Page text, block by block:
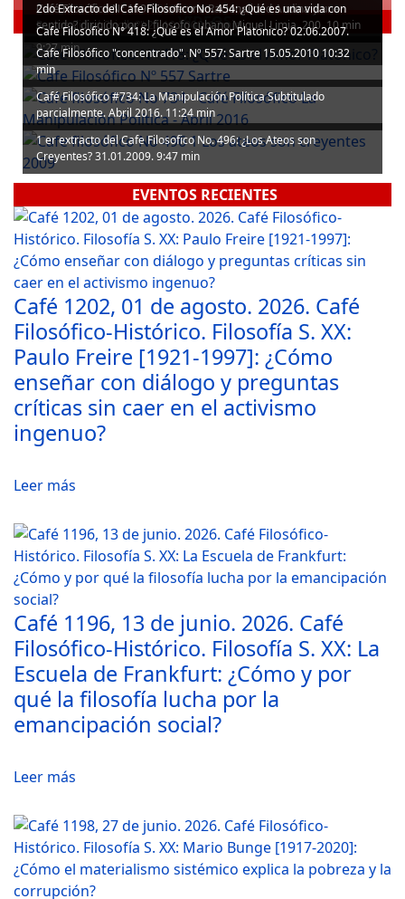
VIDEOS
Café Filosófico N° 119 "Existe una Racionalidad Andina y una
Racionalidad Criolla?" 21.10.2000. 17min
2do Extracto del Cafe Filosofico No. 454: ¿Qué es una vida con
sentido? dirigido por el filosofo cubano Miguel Limia. 200. 10 min
Cafe Filosofico N° 418: ¿Qué es el Amor Platonico? 02.06.2007.
9:27 min
Cafe Filosófico "concentrado". Nº 557: Sartre 15.05.2010 10:32
min
Café Filosófico #734: La Manipulación Política Subtitulado
parcialmente. Abril 2016. 11:24 min
1 er extracto del Cafe Filosofico No. 496: ¿Los Ateos son
Creyentes? 31.01.2009. 9:47 min
EVENTOS RECIENTES
Café 1202, 01 de agosto. 2026. Café
Filosófico-Histórico. Filosofía S. XX:
Paulo Freire [1921-1997]: ¿Cómo
enseñar con diálogo y preguntas
críticas sin caer en el activismo
ingenuo?
Leer más
Café 1196, 13 de junio. 2026. Café
Filosófico-Histórico. Filosofía S. XX: La
Escuela de Frankfurt: ¿Cómo y por
qué la filosofía lucha por la
emancipación social?
Leer más